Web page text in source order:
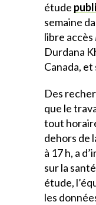
étude
semaine
libre accès
Durdana
Canada,
Des
que le
tout
dehors de
à 17 h, a
sur la
étude,
les